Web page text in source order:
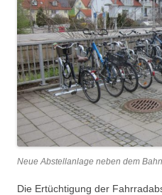
Neue Abstellanlage neben dem
Die Ertüchtigung der